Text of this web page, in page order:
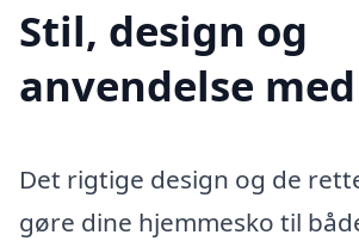
Stil, design og
anvendelse
Det rigtige design og de
gøre dine hjemmesko til